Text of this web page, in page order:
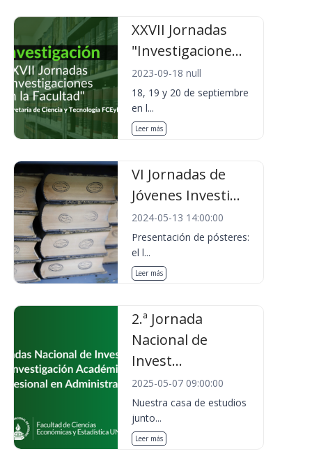
XXVII Jornadas
"Investigacione...
2023-09-18 null
18, 19 y 20 de septiembre
en l...
Leer más
VI Jornadas de
Jóvenes Investi...
2024-05-13 14:00:00
Presentación de pósteres:
el l...
Leer más
2.ª Jornada
Nacional de
Invest...
2025-05-07 09:00:00
Nuestra casa de estudios
junto...
Leer más